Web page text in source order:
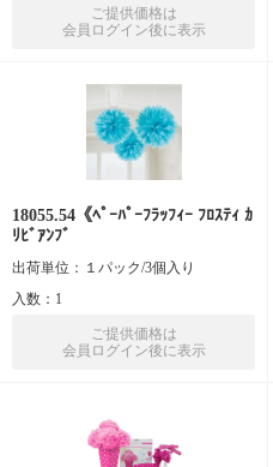
ご提供価格は
会員ログイン後に表示
18055.54《ﾍﾟｰﾊﾟｰﾌﾗｯﾌｨｰ ﾌﾛｽﾃｨ ｶ
ﾘﾋﾞｱﾝﾌﾞ
出荷単位：１パック/3個入り
入数：1
ご提供価格は
会員ログイン後に表示